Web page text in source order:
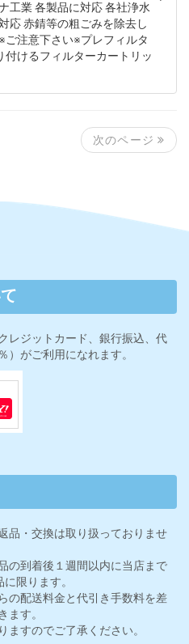
工業 各製品に対応 各社浄水
応 赤錆等の粗ごみを除去し
ご注意下さい※プレフィルタ
けるフィルターカートリッ
次のページ
レジットカード、銀行振込、代
）がご利用になれます。
品・交換は取り扱っておりませ
の到着後１週間以内に当店まで
限ります。
の配送料金と代引き手数料を差
ます。
ますのでご了承ください。